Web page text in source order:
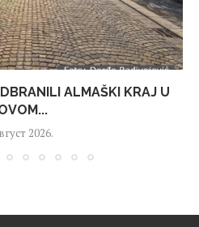
ALMAŠKI KRAJ U
2026.